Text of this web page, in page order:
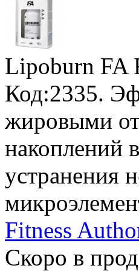
Lipoburn FA
Код:2335.
жировыми
накоплений
устранения
Fitness
Скоро в